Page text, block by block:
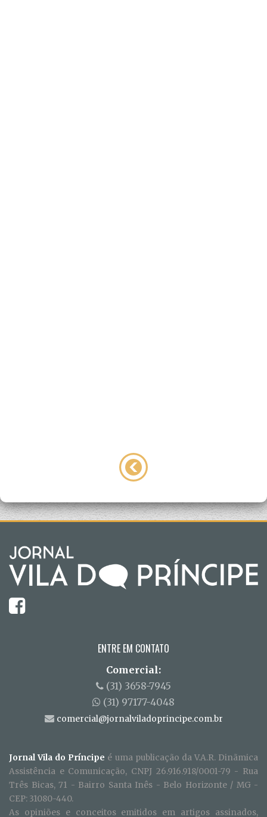
ENTRE EM CONTATO
Comercial:
(31) 3658-7945
(31) 97177-4048
comercial@jornalviladoprincipe.com.br
Jornal Vila do Príncipe é uma publicação da V.A.R. Dinãmica
Assistência e Comunicação, CNPJ 26.916.918/0001-79 - Rua
Três Bicas, 71 - Bairro Santa Inês - Belo Horizonte / MG -
CEP: 31080-440.
As opiniões e conceitos emitidos em artigos assinados,